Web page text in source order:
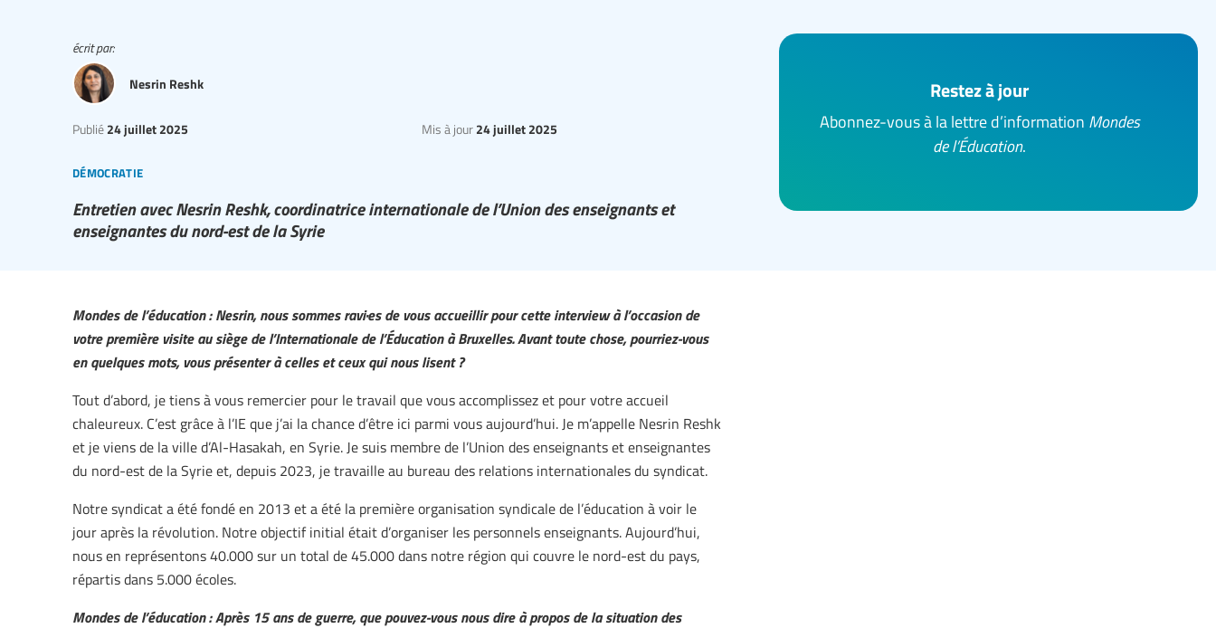
Entretien avec Nesrin Reshk, coordinatrice internationale de l’Union des enseignants et
enseignantes du nord-est de la Syrie
démocratie
Publié 24 juillet 2025 Mis à jour24 juillet 2025
écrit par:
Nesrin Reshk Restez à jour
Abonnez-vous à la lettre d’information Mondes
de l’Éducation.
Mondes de l’éducation : Nesrin, nous sommes ravi·es de vous accueillir pour cette interview à l’occasion de
votre première visite au siège de l’Internationale de l’Éducation à Bruxelles. Avant toute chose, pourriez-vous
en quelques mots, vous présenter à celles et ceux qui nous lisent ?
Tout d’abord, je tiens à vous remercier pour le travail que vous accomplissez et pour votre accueil
chaleureux. C’est grâce à l’IE que j’ai la chance d’être ici parmi vous aujourd’hui. Je m’appelle Nesrin Reshk
et je viens de la ville d’Al-Hasakah, en Syrie. Je suis membre de l’Union des enseignants et enseignantes
du nord-est de la Syrie et, depuis 2023, je travaille au bureau des relations internationales du syndicat.
Notre syndicat a été fondé en 2013 et a été la première organisation syndicale de l’éducation à voir le
jour après la révolution. Notre objectif initial était d’organiser les personnels enseignants. Aujourd’hui,
nous en représentons 40.000 sur un total de 45.000 dans notre région qui couvre le nord-est du pays,
répartis dans 5.000 écoles.
Mondes de l’éducation : Après 15 ans de guerre, que pouvez-vous nous dire à propos de la situation des